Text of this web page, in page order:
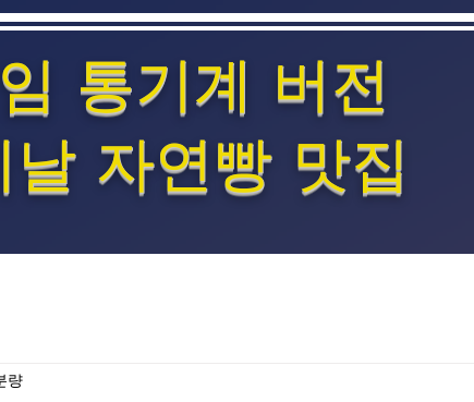
통기계 버전
날 자연빵 맛집
량